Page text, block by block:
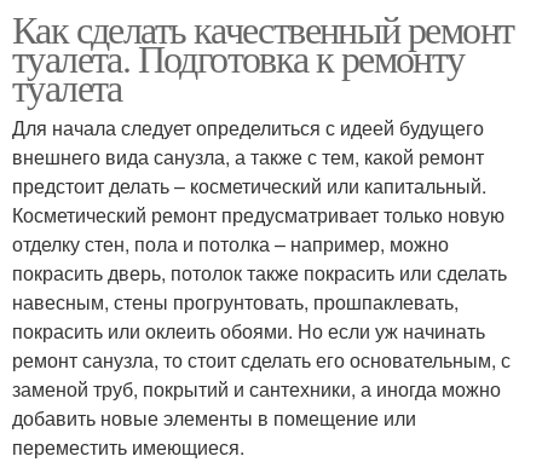
Как сделать качественный ремонт
туалета. Подготовка к ремонту
туалета
Для начала следует определиться с идеей будущего
внешнего вида санузла, а также с тем, какой ремонт
предстоит делать – косметический или капитальный.
Косметический ремонт предусматривает только новую
отделку стен, пола и потолка – например, можно
покрасить дверь, потолок также покрасить или сделать
навесным, стены прогрунтовать, прошпаклевать,
покрасить или оклеить обоями. Но если уж начинать
ремонт санузла, то стоит сделать его основательным, с
заменой труб, покрытий и сантехники, а иногда можно
добавить новые элементы в помещение или
переместить имеющиеся.